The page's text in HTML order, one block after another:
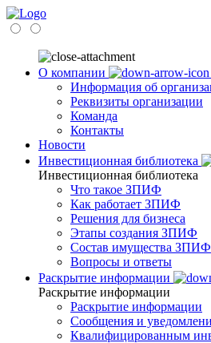
О компании
Информация об
Реквизиты организации
Команда
Контакты
Новости
Инвестиционная библиотека
Инвестиционная библиотека
Что такое ЗПИФ
Как работает ЗПИФ
Решения для бизнеса
Этапы создания ЗПИФ
Состав имущества ЗПИФ
Вопросы и ответы
Раскрытие информации
Раскрытие информации
Раскрытие информации
Сообщения и
Квалифицированным